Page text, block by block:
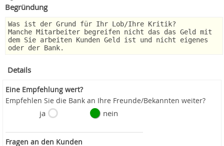
Begründung
Was ist der Grund für Ihr Lob/Ihre Kritik?
Manche Mitarbeiter begreifen nicht das das Geld mit
dem Sie arbeiten Kunden Geld ist und nicht eigenes
oder der Bank.
Details
Eine Empfehlung wert?
Empfehlen Sie die Bank an Ihre Freunde/Bekannten weiter?
ja nein
Fragen an den Kunden